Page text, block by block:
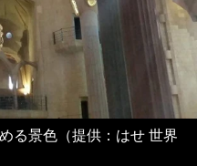
る景色（提供：はせ 世界